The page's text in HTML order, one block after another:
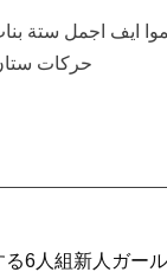
ايف اجمل ستة
حركات
6人組新人ガー